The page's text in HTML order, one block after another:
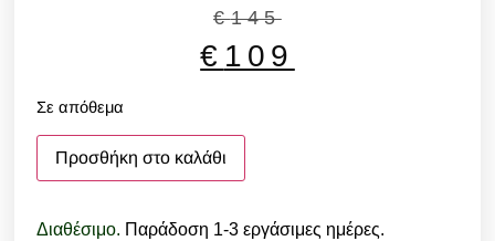
€145
€ 109
Σε απόθεμα
Προσθήκη στο καλάθι
Διαθέσιμο. Παράδοση 1-3 εργάσιμες ημέρες.